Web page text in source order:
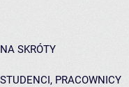
NA SKRÓTY
STUDENCI, PRACOWNICY